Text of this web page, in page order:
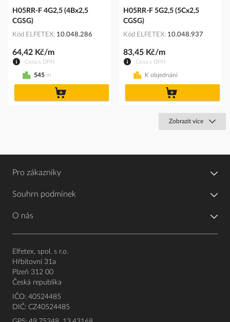
H05RR-F 4G2,5 (4Bx2,5
CGSG)
Kód ELFETEX 10.048.286
Cena s DPH
64,42 Kč/m
545 m
H05RR-F 5G2,5 (5Cx2,5
CGSG)
Kód ELFETEX 10.048.937
Cena s DPH
83,45 Kč/m
K objednání
Zobrazit více
Pro zákazníky
Souhrn podmínek
O nás
Elfetex, spol. s r.o.
Hřbitovní 31a
Plzeň 312 00
Česká republika
IČO: 40524485
DIČ: CZ40524485